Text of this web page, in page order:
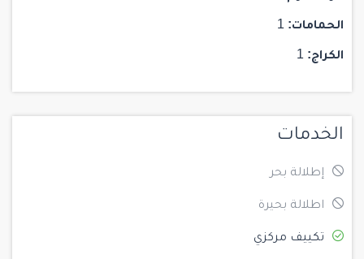
الحمامات:
الكراج:
الخدمات
إطلالة بحر
اطلالة بحيرة
تكييف مركزي